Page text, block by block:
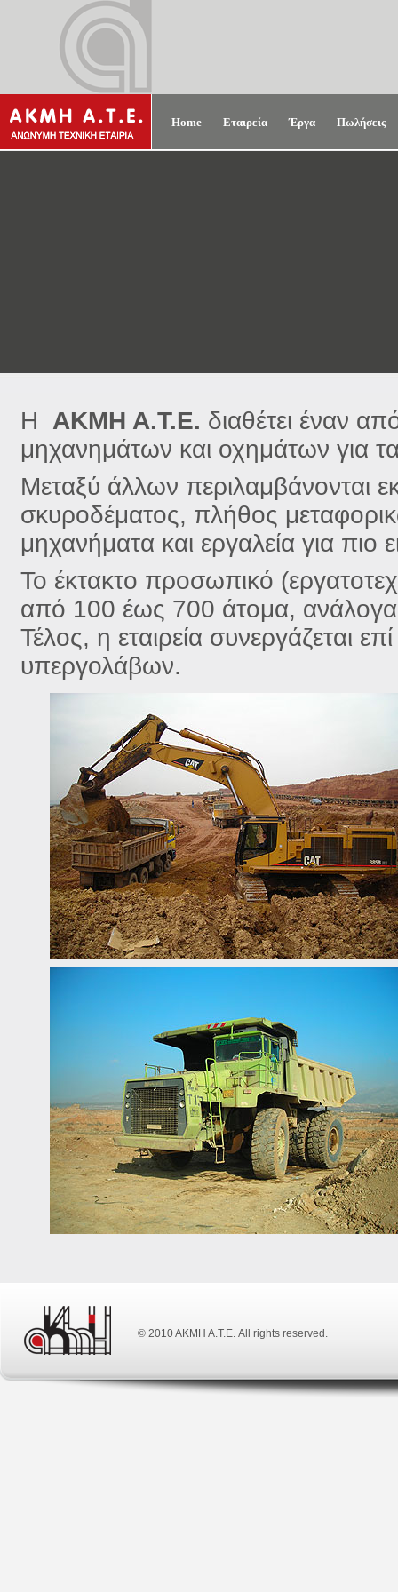
Home Εταιρεία Έργα Πωλήσεις
Η ΑΚΜΗ Α.Τ.Ε. διαθέτει έναν
μηχανημάτων και οχημάτων για
Μεταξύ άλλων περιλαμβάνονται
σκυροδέματος, πλήθος
μηχανήματα και εργαλεία για πιο
Το έκτακτο προσωπικό
από 100 έως 700 άτομα, ανάλογα
Τέλος, η εταιρεία συνεργάζεται
υπεργολάβων.
© 2010 ΑΚΜΗ Α.Τ.Ε. All rights reserved.